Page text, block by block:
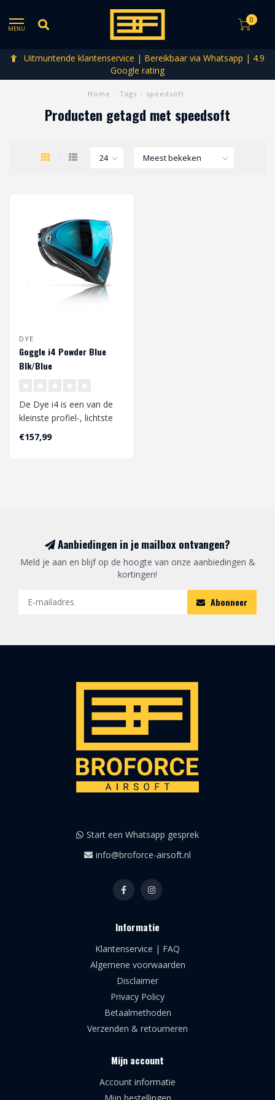
MENU
0
Uitmuntende klantenservice | Bereikbaar via Whatsapp | 4.9
Google rating
Home Tags speedsoft
Producten getagd met speedsoft
DYE
Goggle i4 Powder Blue
Blk/Blue
De Dye i4 is een van de
kleinste profiel-, lichtste
en beste
gezichtsveldbrilsys..
€157,99
Aanbiedingen in je mailbox ontvangen?
Meld je aan en blijf op de hoogte van onze aanbiedingen &
kortingen!
Abonneer
Start een Whatsapp gesprek
info@broforce-airsoft.nl
Informatie
Klantenservice | FAQ
Algemene voorwaarden
Disclaimer
Privacy Policy
Betaalmethoden
Verzenden & retourneren
Mijn account
Account informatie